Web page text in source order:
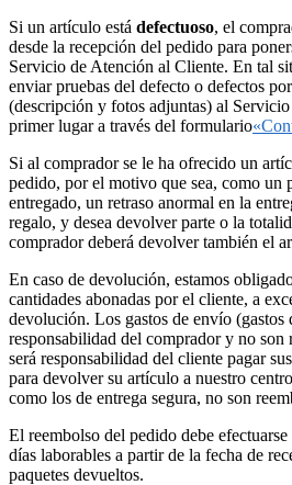
Si un artículo está defectuoso, el
desde la recepción del pedido para
Servicio de Atención al Cliente. En tal
enviar pruebas del defecto o defectos
(descripción y fotos adjuntas) al
primer lugar a través del formulario
Si al comprador se le ha ofrecido un
pedido, por el motivo que sea, como un
entregado, un retraso anormal en la
regalo, y desea devolver parte o la
comprador deberá devolver también el
En caso de devolución, estamos
cantidades abonadas por el cliente, a
devolución. Los gastos de envío (gastos
responsabilidad del comprador y no son
será responsabilidad del cliente pagar
para devolver su artículo a nuestro
como los de entrega segura, no son
El reembolso del pedido debe
días laborables a partir de la fecha de
paquetes devueltos.